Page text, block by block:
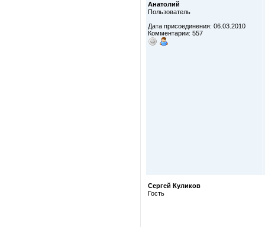
Анатолий
Пользователь
Дата присоединения: 06.03.2010
Комментарии: 557
Сергей Куликов
Гость